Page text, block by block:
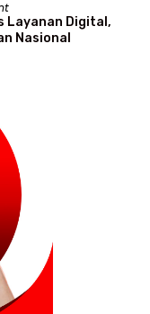
Layanan Digital,
Nasional